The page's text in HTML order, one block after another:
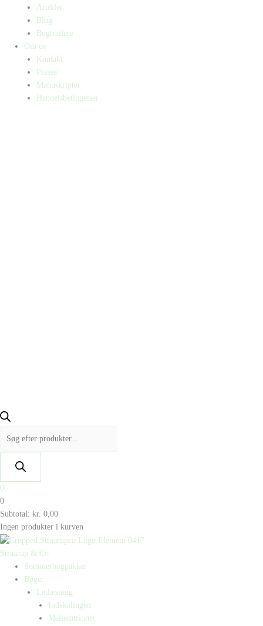
Artikler
Blog
Bogtrailere
Om os
Kontakt
Presse
Manuskripter
Handelsbetingelser
0
0
Subtotal: kr. 0,00
Ingen produkter i kurven
Straarup & Co
Sommerbogpakker
Bøger
Letlæsning
Indskolingen
Mellemtrinnet